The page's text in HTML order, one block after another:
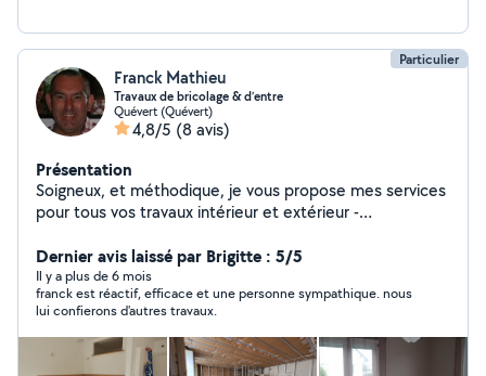
Particulier
Franck Mathieu
Travaux de bricolage & d’entre
Quévert (Quévert)
4,8/5 (8 avis)
Présentation
Soigneux, et méthodique, je vous propose mes services
pour tous vos travaux intérieur et extérieur -
interrupteurs, prises et robinetteries. - RENOVATION :
Peinture, papiers peints, carrelage, faïence, parquet -
AMENAGEMENT : Salle de bains, cuisine, placard,
montage meubles en kit - JARDINAGE : Tonte pelouses,
taille arbres et haies, désherbage - MECANIQUE :
Vidange, remplacement filtres, freins
Dernier avis laissé par Brigitte : 5/5
Il y a plus de 6 mois
franck est réactif, efficace et une personne sympathique. nous
lui confierons d'autres travaux.